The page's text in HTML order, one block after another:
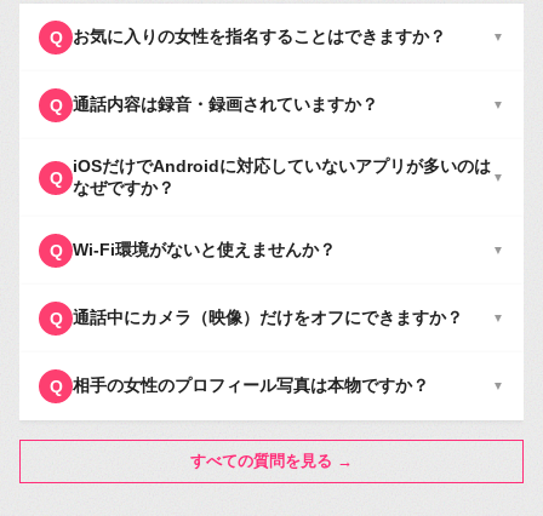
Q お気に入りの女性を指名することはできますか？ ▼
Q 通話内容は録音・録画されていますか？ ▼
Q
iOSだけでAndroidに対応していないアプリが多いのは
なぜですか？
▼
Q Wi-Fi環境がないと使えませんか？ ▼
Q 通話中にカメラ（映像）だけをオフにできますか？ ▼
Q 相手の女性のプロフィール写真は本物ですか？ ▼
すべての質問を見る →